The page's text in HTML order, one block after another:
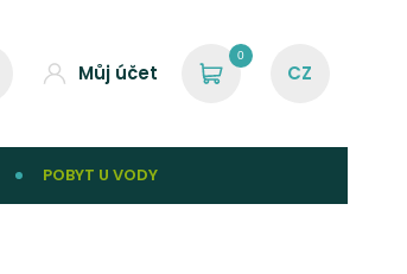
Můj účet
0
POBYT U VODY